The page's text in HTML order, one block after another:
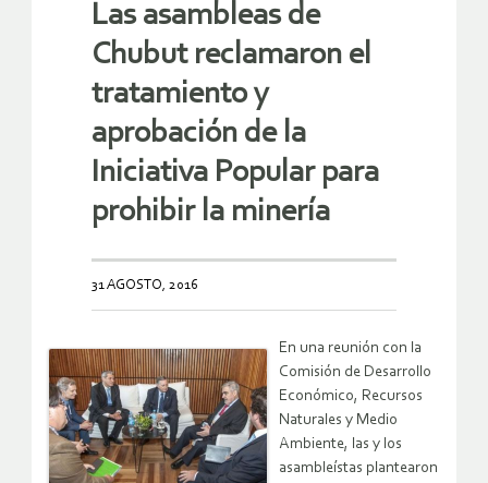
Las asambleas de
Chubut reclamaron el
tratamiento y
aprobación de la
Iniciativa Popular para
prohibir la minería
31 AGOSTO, 2016
En una reunión con la
Comisión de Desarrollo
Económico, Recursos
Naturales y Medio
Ambiente, las y los
asambleístas plantearon